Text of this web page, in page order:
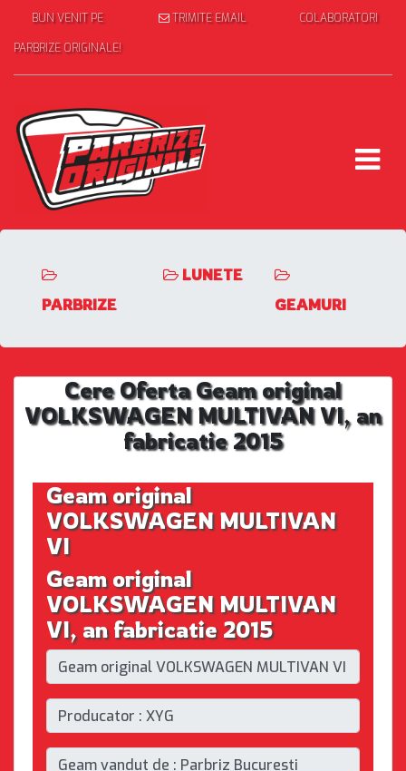
BUN VENIT PE
PARBRIZE ORIGINALE!
TRIMITE EMAIL COLABORATORI
PARBRIZE
LUNETE
GEAMURI
Cere Oferta Geam original
VOLKSWAGEN MULTIVAN VI, an
fabricatie 2015
Geam original
VOLKSWAGEN MULTIVAN
VI
Geam original
VOLKSWAGEN MULTIVAN
VI, an fabricatie 2015